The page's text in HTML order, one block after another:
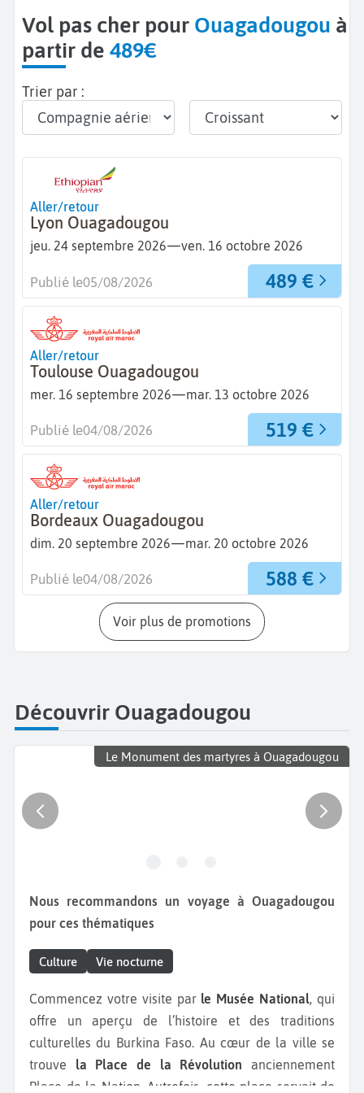
Vol pas cher pour Ouagadougou à
partir de 489€
Trier par :
Aller/retour
Lyon Ouagadougou
jeu. 24 septembre 2026—ven. 16 octobre 2026
489 €
Publié le05/08/2026
Aller/retour
Toulouse Ouagadougou
mer. 16 septembre 2026—mar. 13 octobre 2026
519 €
Publié le04/08/2026
Aller/retour
Bordeaux Ouagadougou
dim. 20 septembre 2026—mar. 20 octobre 2026
588 €
Publié le04/08/2026
Voir plus de promotions
Découvrir Ouagadougou
Le Monument des martyres à Ouagadougou
Nous recommandons un voyage à Ouagadougou
pour ces thématiques
Culture Vie nocturne
Commencez votre visite par le Musée National, qui
offre un aperçu de l’histoire et des traditions
culturelles du Burkina Faso. Au cœur de la ville se
trouve la Place de la Révolution anciennement
Place de la Nation. Autrefois, cette place servait de